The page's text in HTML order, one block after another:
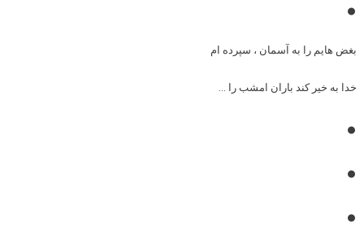
•
بغض هایم را به آسمان ، سپرده ام
خدا به خیر کند باران امشب را …
•
•
•